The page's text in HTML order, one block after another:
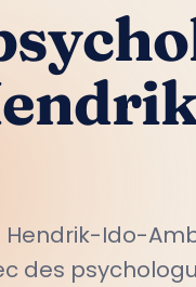
Ido-
des